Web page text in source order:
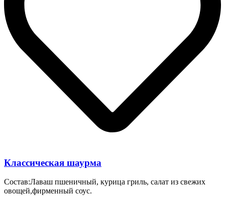
Классическая шаурма
Состав:Лаваш пшеничный, курица гриль, салат из свежих
овощей,фирменный соус.